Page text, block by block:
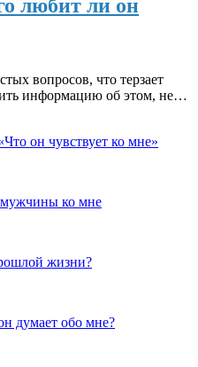
любит ли он
вопросов, что терзает
информацию об этом, не…
он чувствует ко мне»
ко мне
жизни?
думает обо мне?